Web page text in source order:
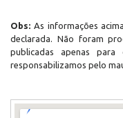
Obs: As informações
declarada. Não foram
publicadas apenas
responsabilizamos pelo